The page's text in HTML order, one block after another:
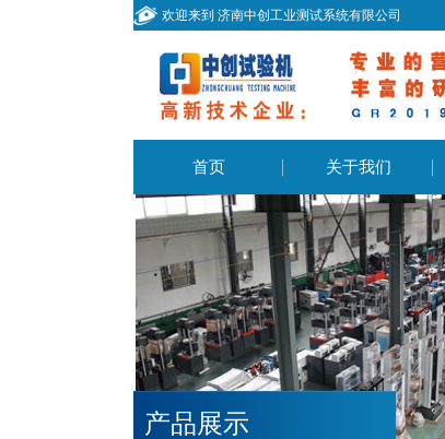
欢迎来到 济南中创工业测试系统有限公司
首页 关于我们
产品展示